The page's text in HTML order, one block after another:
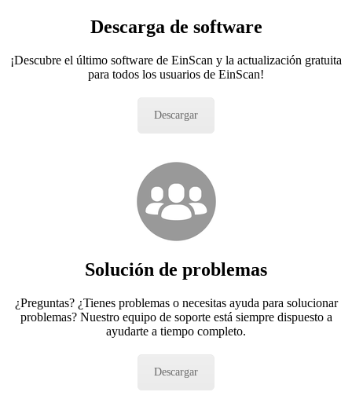
Descarga de software
¡Descubre el último software de EinScan y la actualización gratuita
para todos los usuarios de EinScan!
Descargar
Solución de problemas
¿Preguntas? ¿Tienes problemas o necesitas ayuda para solucionar
problemas? Nuestro equipo de soporte está siempre dispuesto a
ayudarte a tiempo completo.
Descargar